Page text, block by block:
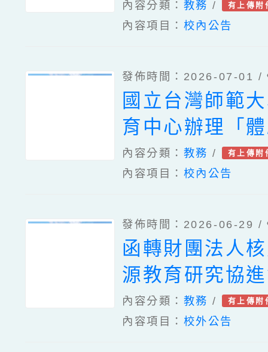
德分館閱讀推
／他／TA：重
一樣』的世界
辦理之活動宣
檔2份、「115
爭霸賽」、「
Robotics
Competition)
TechGlow跨界
實施計畫1份
學「本土語教
發展中心計畫
發表會」活動
家教育研究院
十二屆辭典應
活動計畫及海
內容分類： 教務 / 有上傳附
內容項目： 校內公告
發佈時間：2026-07-01 /
國立台灣師範
育中心辦理「
學習、國立臺
數學教育中心
學領域雲端共
關資訊、國立
學數學教育中
五期數學活動
內容分類： 教務 / 有上傳附
內容項目： 校內公告
發佈時間：2026-06-29 /
函轉財團法人
源教育研究協
「開張翠蓮女
金」申請一案
內容分類： 教務 / 有上傳附
內容項目： 校外公告